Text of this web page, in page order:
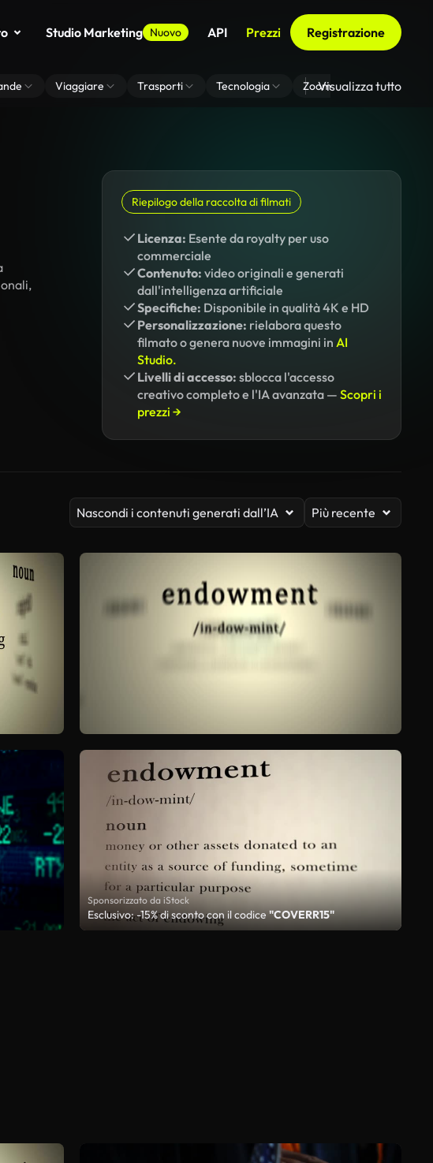
Studio Marketing Nuovo API Prezzi Registrazione
Viaggiare Trasporti Tecnologia Zoom Di Sfondo Virtuale
Visualizza tutto
Riepilogo della raccolta di filmati
Licenza: Esente da royalty per uso
commerciale
Contenuto: video originali e generati
dall'intelligenza artificiale
Specifiche: Disponibile in qualità 4K e HD
Personalizzazione: rielabora questo
filmato o genera nuove immagini in AI
Studio.
Livelli di accesso: sblocca l'accesso
creativo completo e l'IA avanzata — Scopri i
prezzi →
Nascondi i contenuti generati dall’IA Più recente
Sponsorizzato da iStock
Esclusivo: -15% di sconto con il codice"COVERR15"